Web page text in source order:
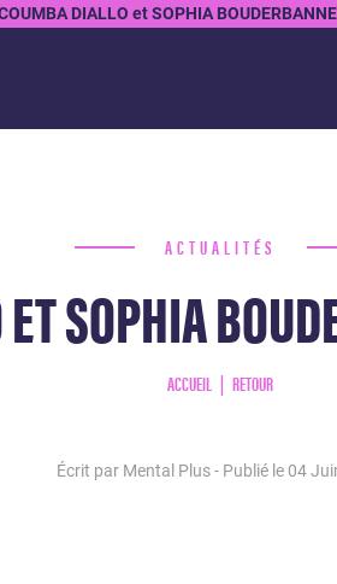
DIALLO et SOPHIA
ACTUALITÉS
SOPHIA
ACCUEIL RETOUR
Écrit par Mental Plus - Publié le 04